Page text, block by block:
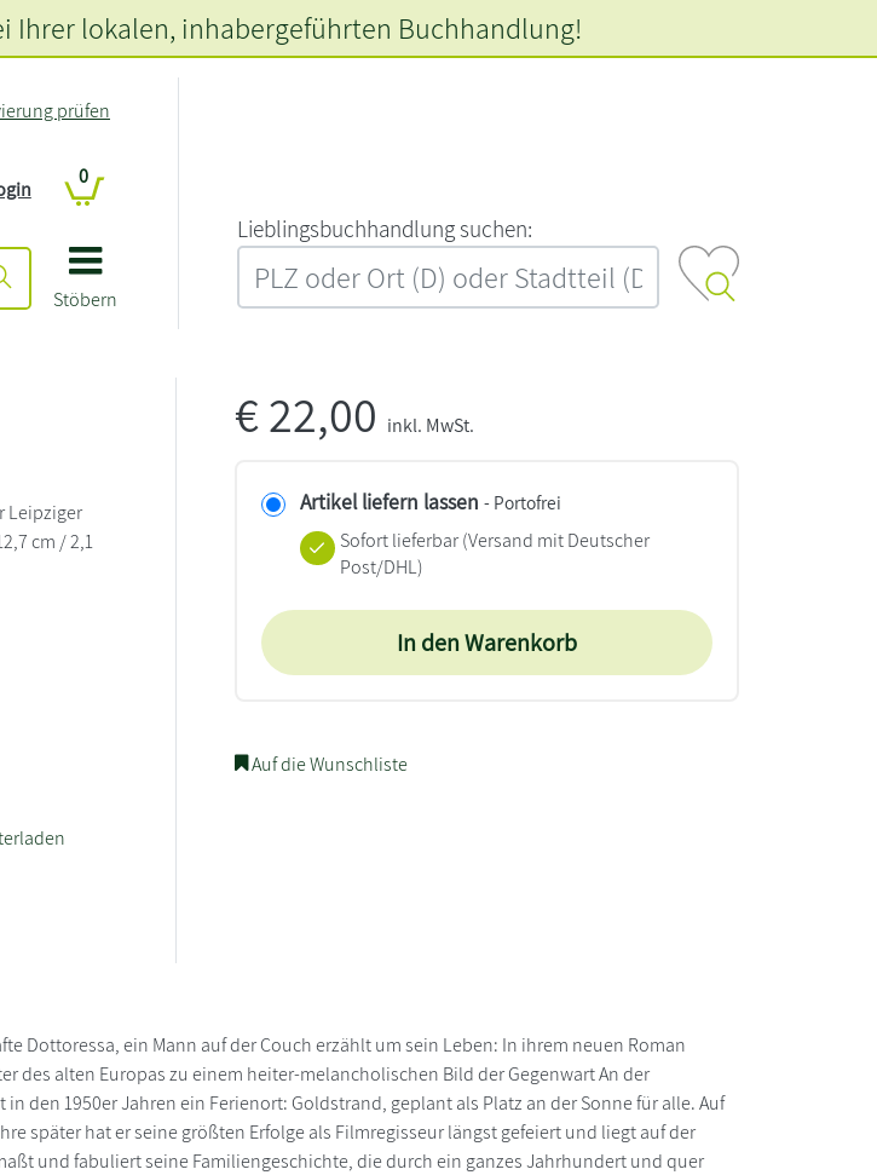
Stöbern
prüfen
0
L‍i‍e‍b‍l‍i‍n‍g‍s‍b‍u‍c‍h‍h‍a‍n‍d‍l‍u‍n‍g‍ ‍s‍u‍c‍h‍e‍n‍:‍
Ihrer lokalen, inhabergeführten Buchhandlung!
Leipziger
cm / 2,1
€22,00 inkl. MwSt.
Artikel liefern lassen - Portofrei
Sofort lieferbar(Versand mit Deutscher
Post/DHL)
In den Warenkorb
Auf die Wunschliste
Dottoressa, ein Mann auf der Couch erzählt um sein Leben: In ihrem neuen Roman
des alten Europas zu einem heiter-melancholischen Bild der Gegenwart An der
den 1950er Jahren ein Ferienort: Goldstrand, geplant als Platz an der Sonne für alle. Auf
später hat er seine größten Erfolge als Filmregisseur längst gefeiert und liegt auf der
und fabuliert seine Familiengeschichte, die durch ein ganzes Jahrhundert und quer